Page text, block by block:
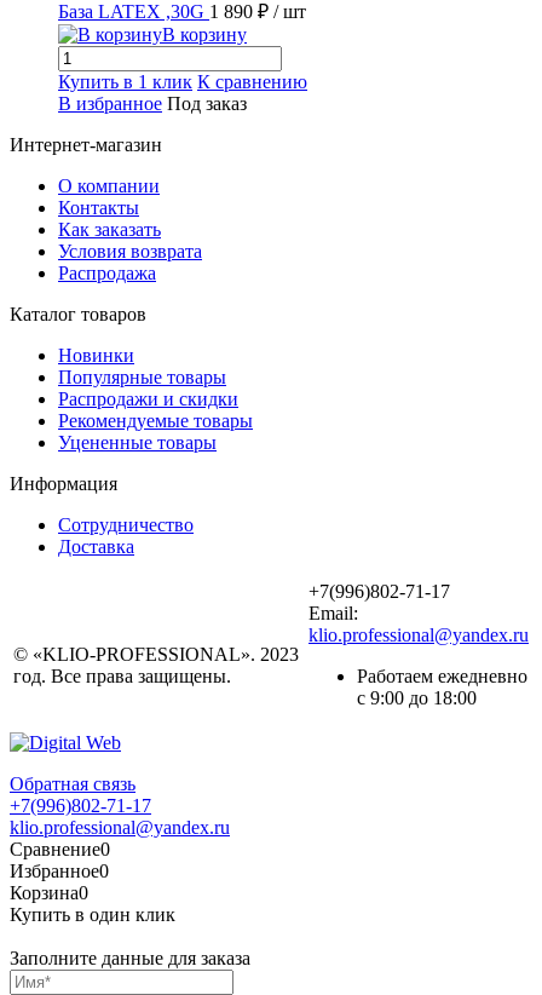
База LATEX ,30G 1 890 ₽ / шт
В корзину
Купить в 1 клик К сравнению
В избранное Под заказ
Интернет-магазин
О компании
Контакты
Как заказать
Условия возврата
Распродажа
Каталог товаров
Новинки
Популярные товары
Распродажи и скидки
Рекомендуемые товары
Уцененные товары
Информация
Сотрудничество
Доставка
© «KLIO-PROFESSIONAL». 2023
год. Все права защищены.
+7(996)802-71-17
Email:
klio.professional@yandex.ru
Работаем ежедневно
с 9:00 до 18:00
Обратная связь
+7(996)802-71-17
klio.professional@yandex.ru
Сравнение0
Избранное0
Корзина0
Купить в один клик
Заполните данные для заказа